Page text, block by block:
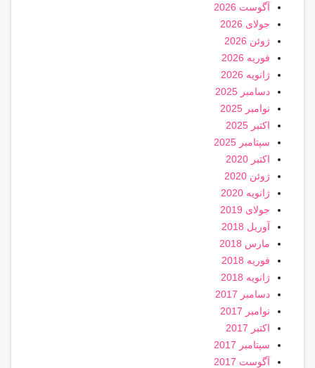
آگوست 2026
جولای 2026
ژوئن 2026
فوریه 2026
ژانویه 2026
دسامبر 2025
نوامبر 2025
اکتبر 2025
سپتامبر 2025
اکتبر 2020
ژوئن 2020
ژانویه 2020
جولای 2019
آوریل 2018
مارس 2018
فوریه 2018
ژانویه 2018
دسامبر 2017
نوامبر 2017
اکتبر 2017
سپتامبر 2017
آگوست 2017